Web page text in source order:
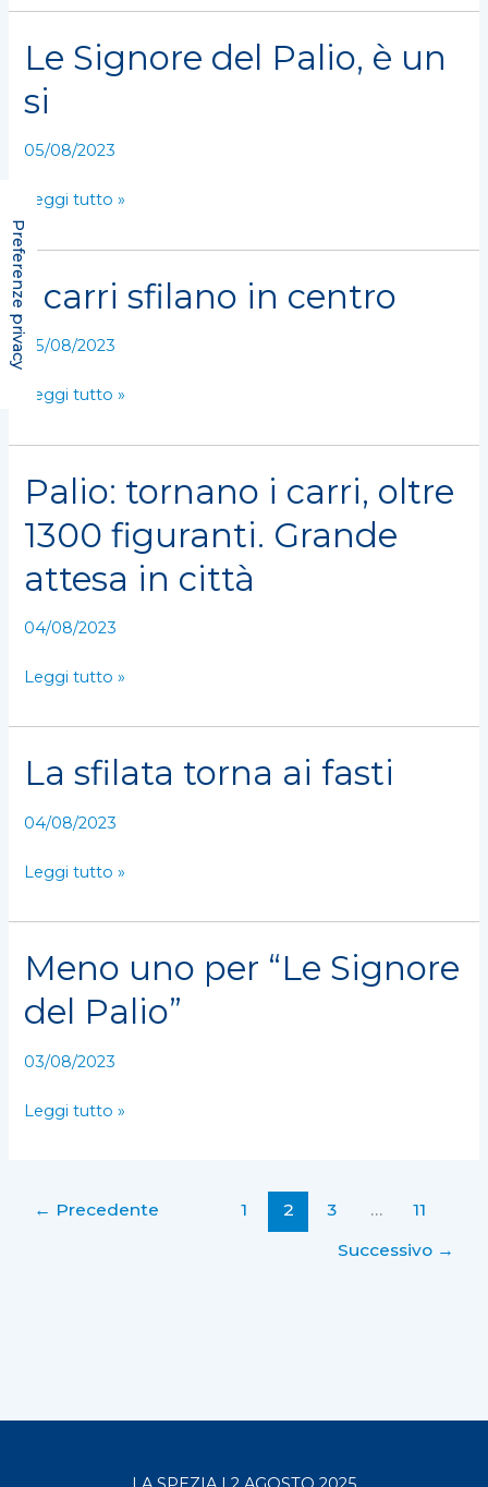
Le Signore del Palio, è un
si
05/08/2023
Le
Signore
del
è
Leggi tutto »
I carri sfilano in centro
05/08/2023
carri
sfilano
centro
Leggi tutto »
Palio: tornano i carri, oltre
1300 figuranti. Grande
attesa in città
04/08/2023
Palio:
tornano
oltre
figuranti.
attesa
Leggi tutto »
La sfilata torna ai fasti
04/08/2023
La
sfilata
torna
fasti
Leggi tutto »
Meno uno per “Le Signore
del Palio”
03/08/2023
Meno
uno
per
Signore
Palio”
Leggi tutto »
← Precedente 1 2 3 …
11
Successivo →